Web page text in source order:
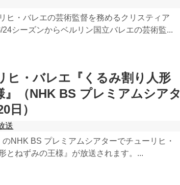
ヒ・バレエの芸術監督を務めるクリスティア
シーズンからベルリン国立バレエの芸術監...
ヒ・バレエ『くるみ割り人形
』（NHK BS プレミアムシアタ
日）
送
NHK BS プレミアムシアターでチューリヒ・
とねずみの王様』が放送されます。...